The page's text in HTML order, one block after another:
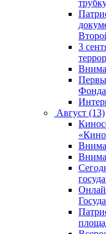
3
Август (13)